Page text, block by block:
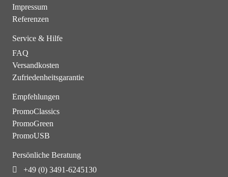
Impressum
Referenzen
Service & Hilfe
FAQ
Versandkosten
Zufriedenheitsgarantie
Empfehlungen
PromoClassics
PromoGreen
PromoUSB
Persönliche Beratung
+49 (0) 3491-6245130